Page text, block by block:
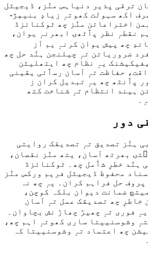
ترقی پذیر دنیاہس منٛز، ڈیجیٹل
اکھ سہولت کھوتہٕ زیادٕ بنیمٕژ-
اختراعاتن منٛز چھ ٹوکنائزڈ
نقطہٕ نظر پٲٹھۍ ابھرنہٕ یوان،
چھ پیش یوان کرنہٕ یم آز
ضروریاتن تہٕ چیلنجن ہنٛد حل چھ
یہٕ نظام چھ ایتھلیٹن
حفاظت تہٕ آسان رسٲئی یقینی
پٲنٹھ چھ یہٕ تبدیل کران ز
ہیند انتظام تہٕ شناخت کتھ
دور
ہنٛز تصدیق تہٕ تصدیقک روایتی
بھرتھ آسان، یتھ منٛز نقصان،
ہنٛد خطرٕ شٲمل چھ۔ ٹوکنائزڈ
محفوظ ڈیجیٹل فریم ورکس منٛز
حل فراہم کران۔ یہٕ چھ نہ
ضمانت دیوان بلکہ کوچن،
خاطرٕ چھ تصدیقک عمل تہٕ آسان
فوری تہٕ چھیڑ چھاڑ نش بچاوان۔
وشوسنییتا ساری کھوتہٕ اہم چھ،
چھ اعتماد تہٕ وشوسنییتا کہ